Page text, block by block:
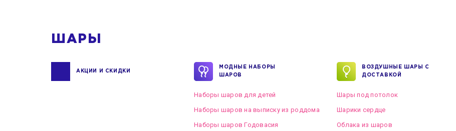
ШАРЫ
АКЦИИ И СКИДКИ
МОДНЫЕ НАБОРЫ
ШАРОВ
Наборы шаров для детей
Наборы шаров на выписку из роддома
Наборы шаров Годовасия
ВОЗДУШНЫЕ ШАРЫ С
ДОСТАВКОЙ
Шары под потолок
Шарики сердце
Облака из шаров